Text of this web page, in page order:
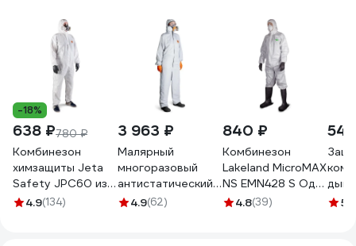
-18%
638 ₽780 ₽
Комбинезон
химзащиты Jeta
Safety JPC60 из
нетканого
4.9(134)
3 963 ₽
Малярный
многоразовый
антистатический
комбинезон Jeta
4.9(62)
840 ₽
Комбинезон
Lakeland MicroMAX
NS EMN428 S Одо
026/S
4.8(39) 5